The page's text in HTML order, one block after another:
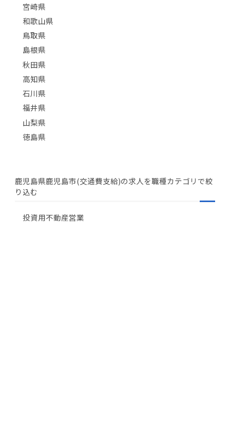
宮崎県
和歌山県
鳥取県
島根県
秋田県
高知県
石川県
福井県
山梨県
徳島県
鹿児島県鹿児島市(交通費支給)の求人を職種カテゴリで絞
り込む
投資用不動産営業